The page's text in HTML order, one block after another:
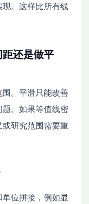
。这样比所有线
还是做平
。平滑只能改善
。如果等值线密
研究范围需要重
位拼接，例如显